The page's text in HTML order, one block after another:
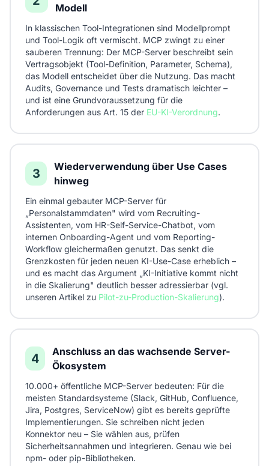
Modell
In klassischen Tool-Integrationen sind Modellprompt
und Tool-Logik oft vermischt. MCP zwingt zu einer
sauberen Trennung: Der MCP-Server beschreibt sein
Vertragsobjekt (Tool-Definition, Parameter, Schema),
das Modell entscheidet über die Nutzung. Das macht
Audits, Governance und Tests dramatisch leichter –
und ist eine Grundvoraussetzung für die
Anforderungen aus Art. 15 der EU-KI-Verordnung.
3
Wiederverwendung über Use Cases
hinweg
Ein einmal gebauter MCP-Server für
„Personalstammdaten" wird vom Recruiting-
Assistenten, vom HR-Self-Service-Chatbot, vom
internen Onboarding-Agent und vom Reporting-
Workflow gleichermaßen genutzt. Das senkt die
Grenzkosten für jeden neuen KI-Use-Case erheblich –
und es macht das Argument „KI-Initiative kommt nicht
in die Skalierung" deutlich besser adressierbar (vgl.
unseren Artikel zu Pilot-zu-Production-Skalierung).
4
Anschluss an das wachsende Server-
Ökosystem
10.000+ öffentliche MCP-Server bedeuten: Für die
meisten Standardsysteme (Slack, GitHub, Confluence,
Jira, Postgres, ServiceNow) gibt es bereits geprüfte
Implementierungen. Sie schreiben nicht jeden
Konnektor neu – Sie wählen aus, prüfen
Sicherheitsannahmen und integrieren. Genau wie bei
npm- oder pip-Bibliotheken.